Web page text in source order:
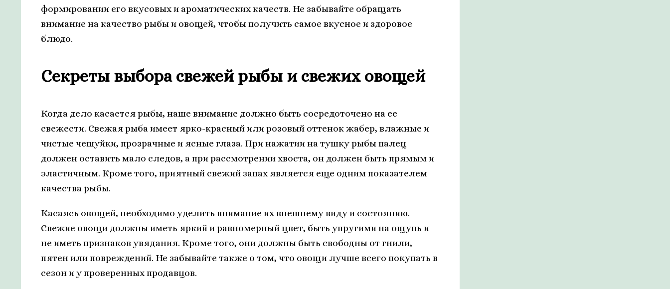
формировании его вкусовых и ароматических качеств. Не забывайте обращать
внимание на качество рыбы и овощей, чтобы получить самое вкусное и здоровое
блюдо.
Секреты выбора свежей рыбы и свежих овощей
Когда дело касается рыбы, наше внимание должно быть сосредоточено на ее
свежести. Свежая рыба имеет ярко-красный или розовый оттенок жабер, влажные и
чистые чешуйки, прозрачные и ясные глаза. При нажатии на тушку рыбы палец
должен оставить мало следов, а при рассмотрении хвоста, он должен быть прямым и
эластичным. Кроме того, приятный свежий запах является еще одним показателем
качества рыбы.
Касаясь овощей, необходимо уделить внимание их внешнему виду и состоянию.
Свежие овощи должны иметь яркий и равномерный цвет, быть упругими на ощупь и
не иметь признаков увядания. Кроме того, они должны быть свободны от гнили,
пятен или повреждений. Не забывайте также о том, что овощи лучше всего покупать в
сезон и у проверенных продавцов.